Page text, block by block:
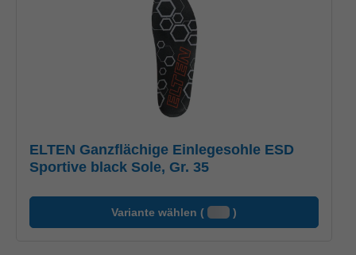
ELTEN Ganzflächige Einlegesohle ESD
Sportive black Sole, Gr. 35
Variante wählen ( )